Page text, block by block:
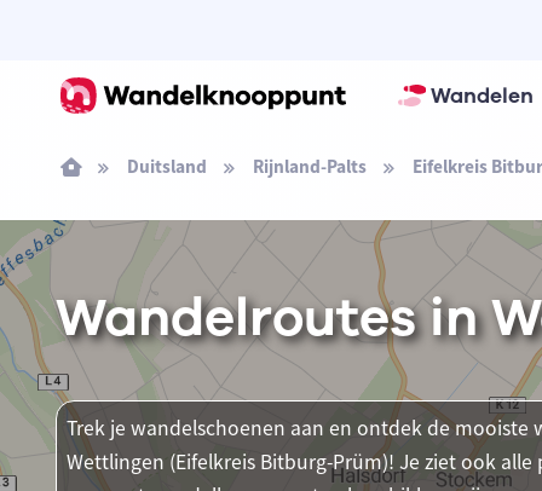
Wandelen
Duitsland Rijnland-Palts Eifelkreis
Wandelroutes in
Trek je wandelschoenen aan en ontdek de mooiste
Wettlingen (Eifelkreis Bitburg-Prüm)! Je ziet ook